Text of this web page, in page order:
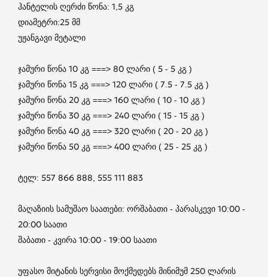
ჰანტელის ღერძი წონა: 1,5 კგ
დიამეტრი:25 მმ
უჟანგავი მეტალი
ჯამური წონა 10 კგ ===> 80 ლარი ( 5 - 5 კგ )
ჯამური წონა 15 კგ ===> 120 ლარი ( 7.5 - 7.5 კგ )
ჯამური წონა 20 კგ ===> 160 ლარი ( 10 - 10 კგ )
ჯამური წონა 30 კგ ===> 240 ლარი ( 15 - 15 კგ )
ჯამური წონა 40 კგ ===> 320 ლარი ( 20 - 20 კგ )
ჯამური წონა 50 კგ ===> 400 ლარი ( 25 - 25 კგ )
ტელ: 557 866 888, 555 111 883
მაღაზიის სამუშაო საათები: ორშაბათი - პარასკევი 10:00 -
20:00 საათი
შაბათი - კვირა 10:00 - 19:00 საათი
უფასო მიტანის სერვისი მოქმედებს მინიმუმ 250 ლარის